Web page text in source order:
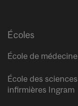
Écoles
École de médecine
École des sciences
infirmières Ingram